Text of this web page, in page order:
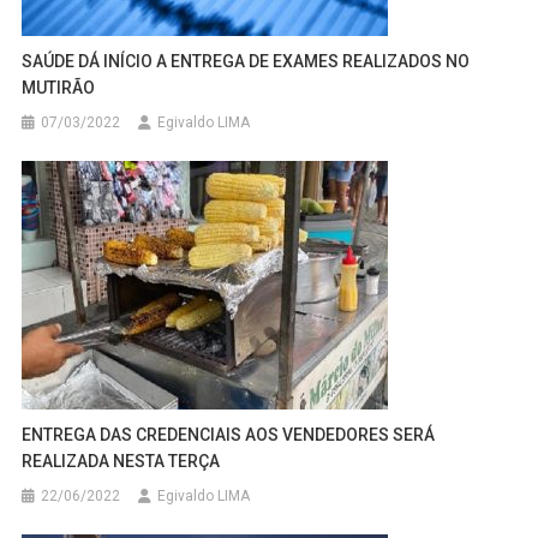
SAÚDE DÁ INÍCIO A ENTREGA DE EXAMES REALIZADOS NO
MUTIRÃO
07/03/2022 Egivaldo LIMA
ENTREGA DAS CREDENCIAIS AOS VENDEDORES SERÁ
REALIZADA NESTA TERÇA
22/06/2022 Egivaldo LIMA